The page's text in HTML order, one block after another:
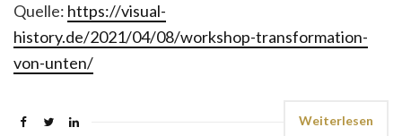
Quelle: https://visual-
history.de/2021/04/08/workshop-transformation-
von-unten/
Weiterlesen